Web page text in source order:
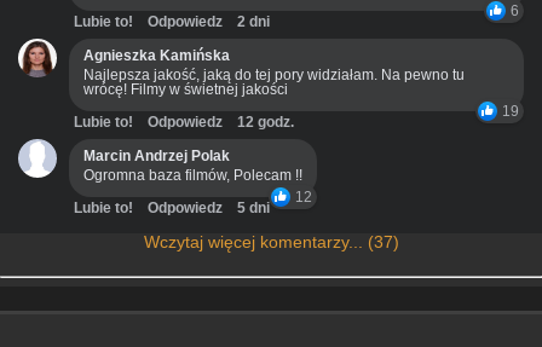
6
Lubie to! Odpowiedz
2 dni
Agnieszka Kamińska
Najlepsza jakość, jaką do tej pory widziałam. Na pewno tu
wrócę! Filmy w świetnej jakości
19
Lubie to! Odpowiedz
12 godz.
Marcin Andrzej Polak
Ogromna baza filmów, Polecam !!
12
Lubie to! Odpowiedz 5 dni
Wczytaj więcej komentarzy... (37)